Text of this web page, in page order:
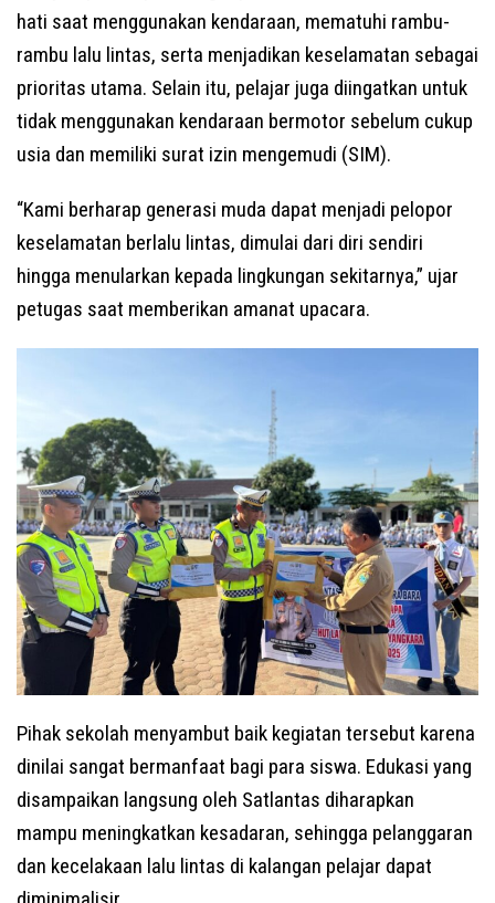
hati saat menggunakan kendaraan, mematuhi rambu-
rambu lalu lintas, serta menjadikan keselamatan sebagai
prioritas utama. Selain itu, pelajar juga diingatkan untuk
tidak menggunakan kendaraan bermotor sebelum cukup
usia dan memiliki surat izin mengemudi (SIM).
“Kami berharap generasi muda dapat menjadi pelopor
keselamatan berlalu lintas, dimulai dari diri sendiri
hingga menularkan kepada lingkungan sekitarnya,” ujar
petugas saat memberikan amanat upacara.
Pihak sekolah menyambut baik kegiatan tersebut karena
dinilai sangat bermanfaat bagi para siswa. Edukasi yang
disampaikan langsung oleh Satlantas diharapkan
mampu meningkatkan kesadaran, sehingga pelanggaran
dan kecelakaan lalu lintas di kalangan pelajar dapat